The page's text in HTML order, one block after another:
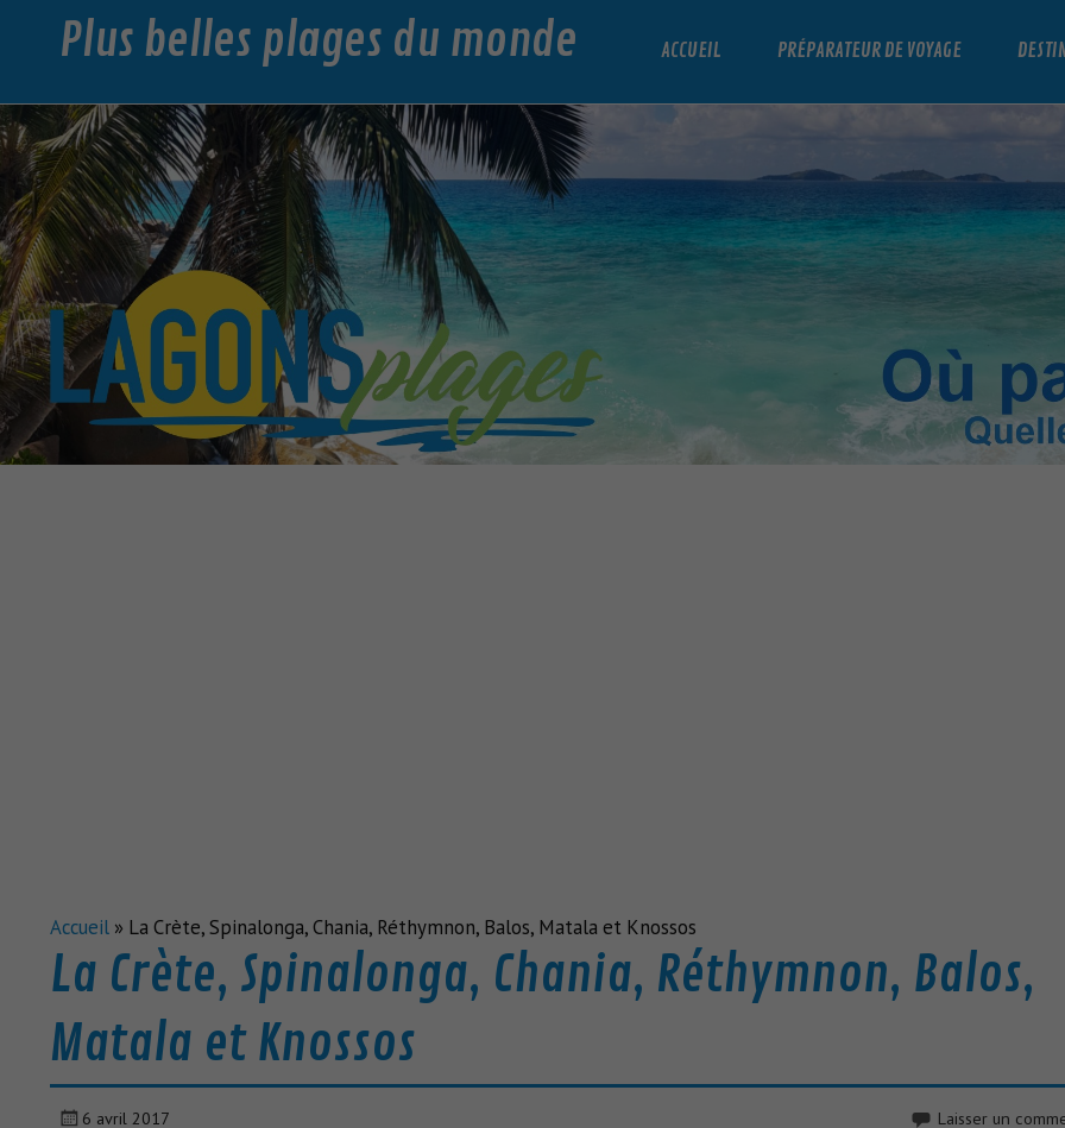
Plus belles plages du monde ACCUEIL PRÉPARATEUR DE VOYAGE
Accueil » La Crète, Spinalonga, Chania, Réthymnon, Balos, Matala et Knossos
La Crète, Spinalonga, Chania, Réthymnon, Balos,
Matala et Knossos
6 avril 2017 Laisser un